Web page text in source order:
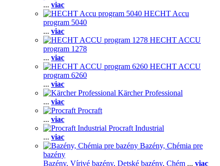
... viac
HECHT Accu
program 5040
... viac
HECHT ACCU
program 1278
... viac
HECHT ACCU
program 6260
... viac
Kärcher Professional
... viac
Procraft
... viac
Procraft Industrial
... viac
Bazény, Chémia pre
bazény
Bazény, Vírivé bazény, Detské bazény, Chém ... viac